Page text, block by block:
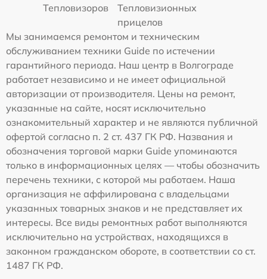
Тепловизоров
Тепловизионных
прицелов
Мы занимаемся ремонтом и техническим
обслуживанием техники Guide по истечении
гарантийного периода. Наш центр в Волгограде
работает независимо и не имеет официальной
авторизации от производителя. Цены на ремонт,
указанные на сайте, носят исключительно
ознакомительный характер и не являются публичной
офертой согласно п. 2 ст. 437 ГК РФ. Названия и
обозначения торговой марки Guide упоминаются
только в информационных целях — чтобы обозначить
перечень техники, с которой мы работаем. Наша
организация не аффилирована с владельцами
указанных товарных знаков и не представляет их
интересы. Все виды ремонтных работ выполняются
исключительно на устройствах, находящихся в
законном гражданском обороте, в соответствии со ст.
1487 ГК РФ.